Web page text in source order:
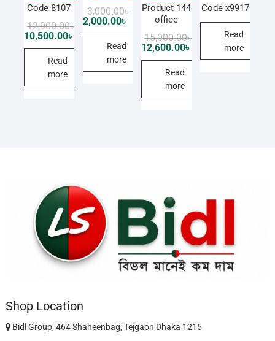
Code 8107
12,900.00৳
Original
price
12,900.00৳ .
10,500.00৳
Current
price
10,500.00৳ .
Read
more
3,000.00৳Original
3,000.00৳ .
2,000.00৳
Current
2,000.00৳ .
Read
more
Product 144
office
15,000.00৳
12,600.00৳
Read
more
Code x9917
Read
more
Shop Location
Bidl Group, 464 Shaheenbag, Tejgaon Dhaka 1215